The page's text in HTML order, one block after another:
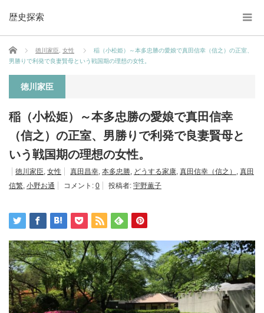
歴史探索
ホーム 徳川家臣 女性
稲（小松姫）～本多忠勝の愛娘で真田信幸（信之）の正室、
男勝りで利発で良妻賢母という戦国期の理想の女性。
徳川家臣
稲（小松姫）～本多忠勝の愛娘で真田信幸
（信之）の正室、男勝りで利発で良妻賢母と
いう戦国期の理想の女性。
徳川家臣, 女性 真田昌幸, 本多忠勝, どうする家康, 真田信幸（信之） , 真田
信繁, 小野お通 コメント: 0 投稿者: 宇野薫子